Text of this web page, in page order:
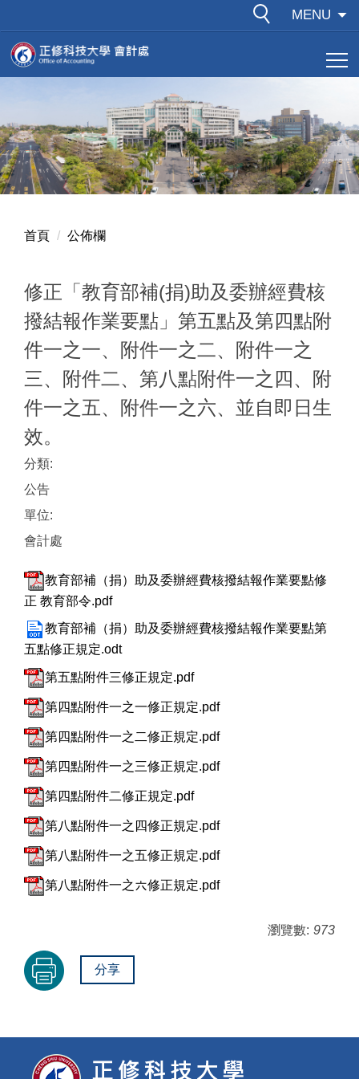
到
主
要
區
MENU
首頁 公佈欄
修正「教育部補(捐)助及委辦經費核
撥結報作業要點」第五點及第四點附
件一之一、附件一之二、附件一之
三、附件二、第八點附件一之四、附
件一之五、附件一之六、並自即日生
效。
分類:
公告
單位:
會計處
教育部補（捐）助及委辦經費核撥結報作業要點修
正 教育部令.pdf
教育部補（捐）助及委辦經費核撥結報作業要點第
五點修正規定.odt
第五點附件三修正規定.pdf
第四點附件一之一修正規定.pdf
第四點附件一之二修正規定.pdf
第四點附件一之三修正規定.pdf
第四點附件二修正規定.pdf
第八點附件一之四修正規定.pdf
第八點附件一之五修正規定.pdf
第八點附件一之六修正規定.pdf
瀏覽數: 973
分享